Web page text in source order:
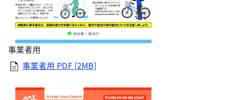
事業者用
事業者用 PDF [2MB]